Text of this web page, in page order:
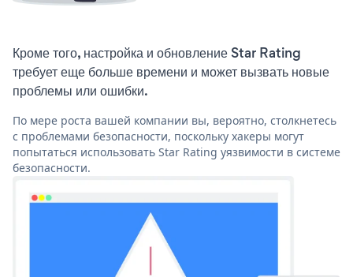
Кроме того, настройка и обновление Star Rating
требует еще больше времени и может вызвать новые
проблемы или ошибки.
По мере роста вашей компании вы, вероятно, столкнетесь
с проблемами безопасности, поскольку хакеры могут
попытаться использовать Star Rating уязвимости в системе
безопасности.